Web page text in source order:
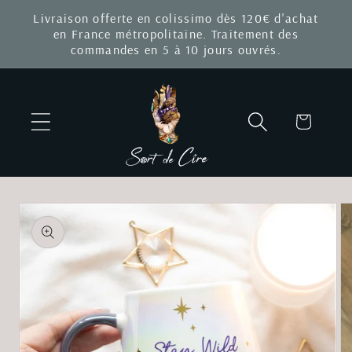
passer
contenu
Livraison offerte en colissimo dès 120€ d'achat
en France métropolitaine. Traitement des
commandes en 5 à 10 jours ouvrés.
Panier
Passer aux
informations
produits